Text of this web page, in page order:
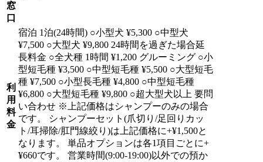
窓
口
利
用
料
金
宿泊 1泊(24時間) ○小型犬 ¥5,300 ○中型犬
¥7,500 ○大型犬 ¥9,800 24時間を過ぎた場合延
長料金 ○全犬種 1時間 ¥1,200 グルーミング ○小
型短毛種 ¥3,500 ○中型短毛種 ¥5,500 ○大型短毛
種 ¥7,500 ○小型長毛種 ¥4,800 ○中型短毛種
¥6,800 ○大型短毛種 ¥9,800 ○超大型犬以上 要問
い合わせ ※上記価格はシャンプーのみの場合
です。 シャンプーセット(爪切り/足回りカッ
ト/耳掃除/肛門線絞り)は上記価格に+¥1,500と
なります。 単品オプションは各1項目ごとに+
¥660です。 営業時間(9:00-19:00)以外での預か